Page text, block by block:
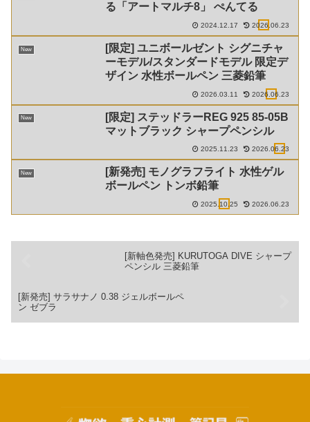
る「アートマルチ8」 ぺんてる
2024.12.17 2026.06.23
New
[限定] ユニボールゼント シグニチャ
ーモデル/スタンダードモデル 限定デ
ザイン 水性ボールペン 三菱鉛筆
2026.03.11 2026.06.23
New
[限定] ステッドラーREG 925 85-05B
マットブラック シャープペンシル
2025.11.23 2026.06.23
New
[新発売] モノグラフライト 水性ゲル
ボールペン トンボ鉛筆
2025.10.25 2026.06.23
[新軸色発売] KURUTOGA DIVE シャープ
ペンシル 三菱鉛筆
[新発売] サラサナノ 0.38 ジェルボールペ
ン ゼブラ